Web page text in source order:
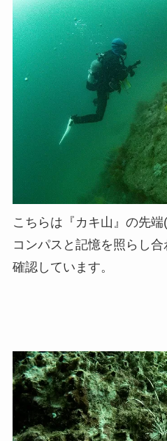
こちらは『カキ山』の先
コンパスと記憶を照らし
確認しています。